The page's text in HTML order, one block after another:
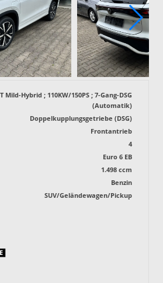
Mild-Hybrid ; 110KW/150PS ; 7-Gang-DSG
(Automatik)
Doppelkupplungsgetriebe (DSG)
Frontantrieb
4
Euro 6 EB
1.498 ccm
Benzin
SUV/Geländewagen/Pickup